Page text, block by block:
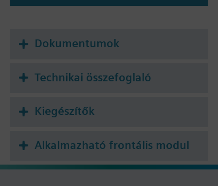
Dokumentumok
Technikai összefoglaló
Kiegészítők
Alkalmazható frontális modul